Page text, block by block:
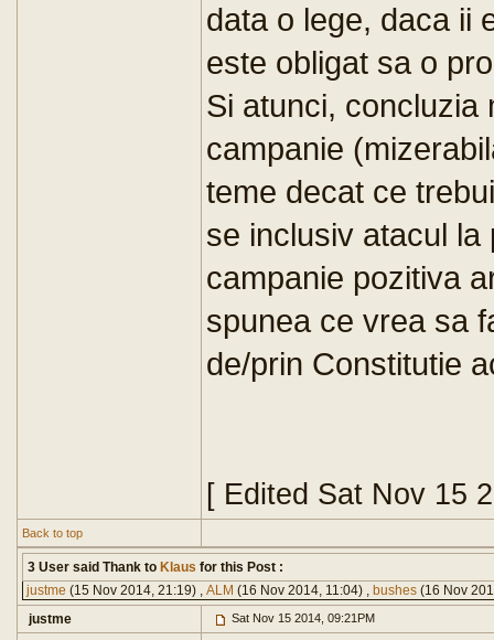
data o lege, daca ii
este obligat sa o
Si atunci, concluzia
campanie
teme decat ce
se inclusiv atacul
campanie pozitiva
spunea ce vrea sa
de/prin Constitutie
[ Edited Sat Nov 15
Back to top
3 User said Thank to Klaus for this Post :
justme (15 Nov 2014, 21:19) , ALM (16 Nov 2014, 11:04) , bushes (16 Nov
justme
Sat Nov 15 2014, 09:21PM